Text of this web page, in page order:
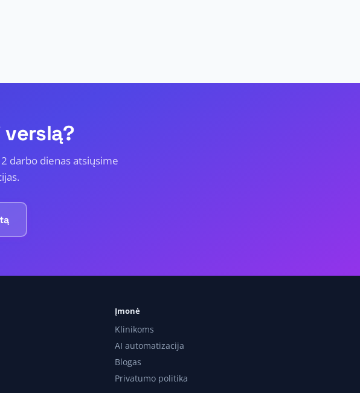
darbo dienas atsiųsime
Įmonė
Klinikoms
AI automatizacija
Blogas
Privatumo politika